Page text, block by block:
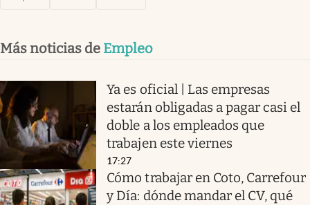
Más noticias de Empleo
Ya es oficial | Las empresas
estarán obligadas a pagar casi el
doble a los empleados que
trabajen este viernes
17:27
Cómo trabajar en Coto, Carrefour
y Día: dónde mandar el CV, qué